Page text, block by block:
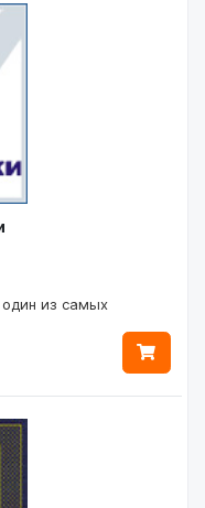
из самых